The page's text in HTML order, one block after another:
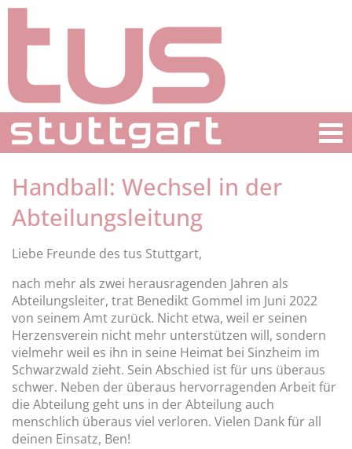
Handball: Wechsel in der
Abteilungsleitung
Liebe Freunde des tus Stuttgart,
nach mehr als zwei herausragenden Jahren als
Abteilungsleiter, trat Benedikt Gommel im Juni 2022
von seinem Amt zurück. Nicht etwa, weil er seinen
Herzensverein nicht mehr unterstützen will, sondern
vielmehr weil es ihn in seine Heimat bei Sinzheim im
Schwarzwald zieht. Sein Abschied ist für uns überaus
schwer. Neben der überaus hervorragenden Arbeit für
die Abteilung geht uns in der Abteilung auch
menschlich überaus viel verloren. Vielen Dank für all
deinen Einsatz, Ben!